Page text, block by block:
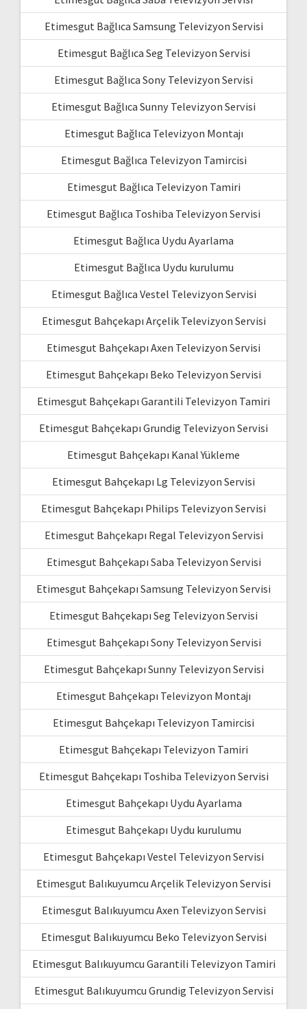
Etimesgut Bağlıca Samsung Televizyon Servisi
Etimesgut Bağlıca Seg Televizyon Servisi
Etimesgut Bağlıca Sony Televizyon Servisi
Etimesgut Bağlıca Sunny Televizyon Servisi
Etimesgut Bağlıca Televizyon Montajı
Etimesgut Bağlıca Televizyon Tamircisi
Etimesgut Bağlıca Televizyon Tamiri
Etimesgut Bağlıca Toshiba Televizyon Servisi
Etimesgut Bağlıca Uydu Ayarlama
Etimesgut Bağlıca Uydu kurulumu
Etimesgut Bağlıca Vestel Televizyon Servisi
Etimesgut Bahçekapı Arçelik Televizyon Servisi
Etimesgut Bahçekapı Axen Televizyon Servisi
Etimesgut Bahçekapı Beko Televizyon Servisi
Etimesgut Bahçekapı Garantili Televizyon Tamiri
Etimesgut Bahçekapı Grundig Televizyon Servisi
Etimesgut Bahçekapı Kanal Yükleme
Etimesgut Bahçekapı Lg Televizyon Servisi
Etimesgut Bahçekapı Philips Televizyon Servisi
Etimesgut Bahçekapı Regal Televizyon Servisi
Etimesgut Bahçekapı Saba Televizyon Servisi
Etimesgut Bahçekapı Samsung Televizyon Servisi
Etimesgut Bahçekapı Seg Televizyon Servisi
Etimesgut Bahçekapı Sony Televizyon Servisi
Etimesgut Bahçekapı Sunny Televizyon Servisi
Etimesgut Bahçekapı Televizyon Montajı
Etimesgut Bahçekapı Televizyon Tamircisi
Etimesgut Bahçekapı Televizyon Tamiri
Etimesgut Bahçekapı Toshiba Televizyon Servisi
Etimesgut Bahçekapı Uydu Ayarlama
Etimesgut Bahçekapı Uydu kurulumu
Etimesgut Bahçekapı Vestel Televizyon Servisi
Etimesgut Balıkuyumcu Arçelik Televizyon Servisi
Etimesgut Balıkuyumcu Axen Televizyon Servisi
Etimesgut Balıkuyumcu Beko Televizyon Servisi
Etimesgut Balıkuyumcu Garantili Televizyon Tamiri
Etimesgut Balıkuyumcu Grundig Televizyon Servisi